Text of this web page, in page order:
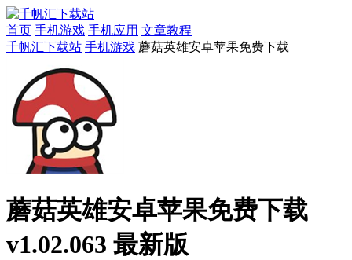
首页 手机游戏 手机应用 文章教程
千帆汇下载站 手机游戏 蘑菇英雄安卓苹果免费下载
蘑菇英雄安卓苹果免费下载
v1.02.063 最新版